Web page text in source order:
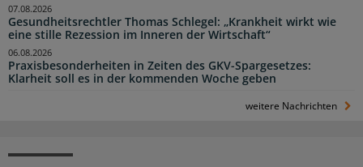
Gesundheitsrechtler Thomas Schlegel: „Krankheit wirkt wie
eine stille Rezession im Inneren der Wirtschaft“
07.08.2026
Praxisbesonderheiten in Zeiten des GKV-Spargesetzes:
Klarheit soll es in der kommenden Woche geben
06.08.2026
weitere Nachrichten